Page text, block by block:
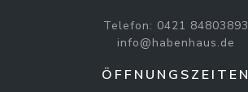
Telefon: 0421 84803893
info@habenhaus.de
ÖFFNUNGSZEITEN